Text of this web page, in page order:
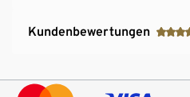
Kundenbewertungen